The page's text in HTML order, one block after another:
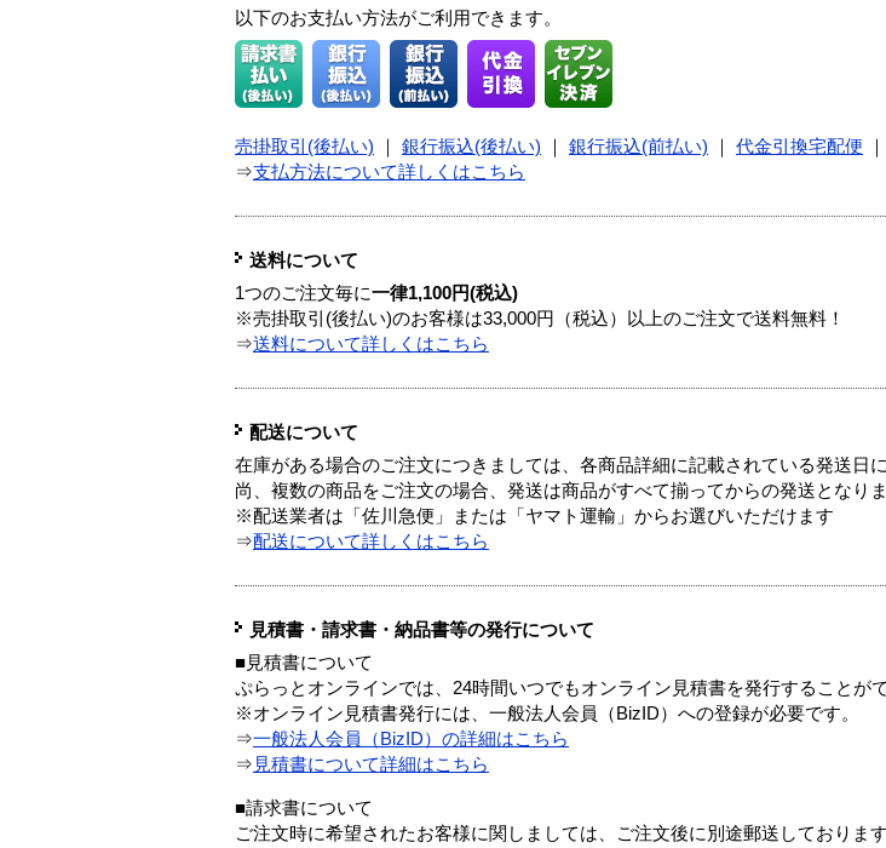
以下のお支払い方法がご利用できます。
売掛取引(後払い) 銀行振込(後払い) 銀行振込(前払い) 代金引換宅配便
⇒支払方法について詳しくはこちら
送料について
1つのご注文毎に一律1,100円(税込)
※売掛取引(後払い)のお客様は33,000円（税込）以上のご注文で送料無料！
⇒送料について詳しくはこちら
配送について
在庫がある場合のご注文につきましては、各商品詳細に記載されている発送日
尚、複数の商品をご注文の場合、発送は商品がすべて揃ってからの発送となりま
※配送業者は「佐川急便」または「ヤマト運輸」からお選びいただけます
⇒配送について詳しくはこちら
見積書・請求書・納品書等の発行について
■見積書について
ぷらっとオンラインでは、24時間いつでもオンライン見積書を発行することがで
※オンライン見積書発行には、一般法人会員（BizID）への登録が必要です。
⇒一般法人会員（BizID）の詳細はこちら
⇒ 見積書について詳細はこちら
■請求書について
ご注文時に希望されたお客様に関しましては、ご注文後に別途郵送しております